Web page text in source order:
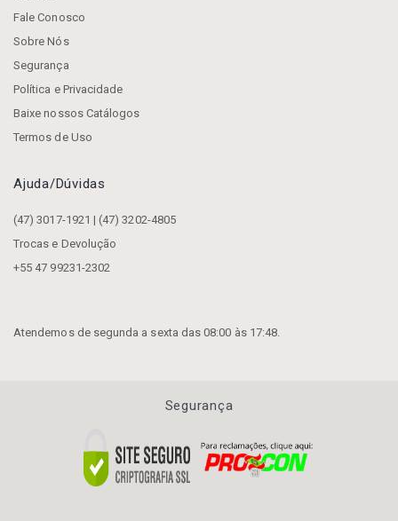
Fale Conosco
Sobre Nós
Segurança
Política e Privacidade
Baixe nossos Catálogos
Termos de Uso
Ajuda/dúvidas
(47) 3017-1921 | (47) 3202-4805
Trocas e Devolução
+55 47 99231-2302
Atendemos de segunda a sexta das 08:00 às 17:48.
Segurança